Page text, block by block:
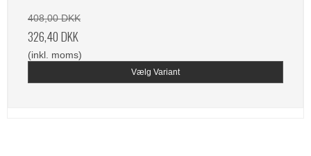
408,00 DKK
326,40 DKK
(inkl. moms)
Vælg Variant